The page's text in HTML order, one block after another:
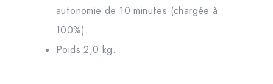
autonomie de 10 minutes (chargée à
100%).
Poids 2,0 kg.